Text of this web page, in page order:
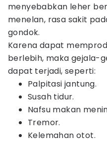
menyebabkan leher
menelan, rasa sakit
gondok.
Karena dapat
berlebih, maka gejala-
dapat terjadi, seperti:
Palpitasi jantung.
Susah tidur.
Nafsu makan
Tremor.
Kelemahan otot.